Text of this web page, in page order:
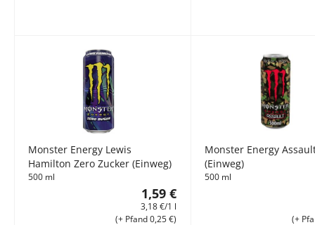
Monster Energy Lewis
Hamilton Zero Zucker (Einweg)
500 ml
1,59 €
3,18 €/1 l
(+ Pfand 0,25 €)
Monster Energy
(Einweg)
500 ml
(+